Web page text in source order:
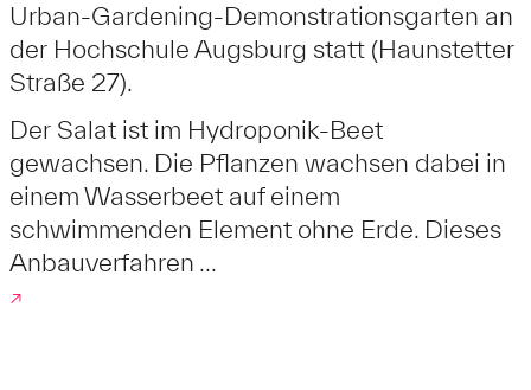
Urban-Gardening-Demonstrationsgarten an
der Hochschule Augsburg statt (Haunstetter
Straße 27).
Der Salat ist im Hydroponik-Beet
gewachsen. Die Pflanzen wachsen dabei in
einem Wasserbeet auf einem
schwimmenden Element ohne Erde. Dieses
Anbauverfahren ...
↗